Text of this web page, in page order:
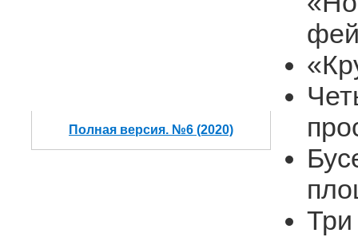
Полная версия. №6 (2020)